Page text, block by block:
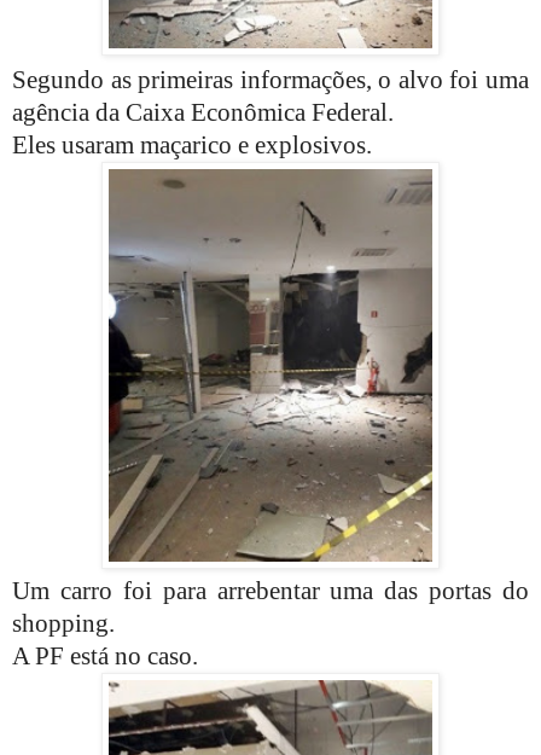
Segundo as primeiras informações, o alvo foi uma
agência da Caixa Econômica Federal.
Eles usaram maçarico e explosivos.
Um carro foi para arrebentar uma das portas do
shopping.
A PF está no caso.